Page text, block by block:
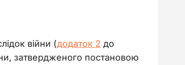
війни (додаток 2 до
затвердженого постановою